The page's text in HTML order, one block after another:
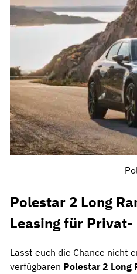
Polestar 2 Long
Leasing für
Lasst euch die Chance nicht
verfügbaren Polestar 2 Long